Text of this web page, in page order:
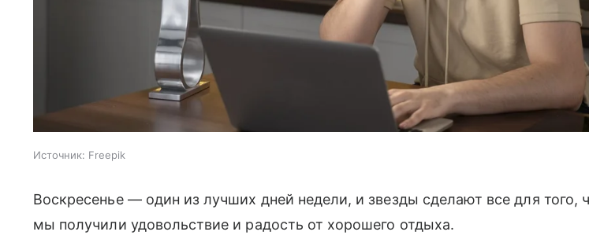
Источник: Freepik
Воскресенье — один из лучших дней недели, и звезды сделают все для того,
мы получили удовольствие и радость от хорошего отдыха.